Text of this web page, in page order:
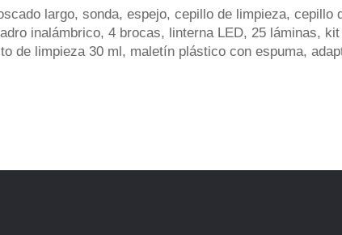
largo, sonda, espejo, cepillo de limpieza,
inalámbrico, 4 brocas, linterna LED, 25 láminas,
de limpieza 30 ml, maletín plástico con espuma,